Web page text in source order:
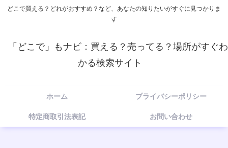
どこで買える？どれがおすすめ？など、あなたの知りたいがすぐに見つかりま
す
「どこで」もナビ：買える？売ってる？場所がすぐわ
かる検索サイト
ホーム プライバシーポリシー
特定商取引法表記 お問い合わせ